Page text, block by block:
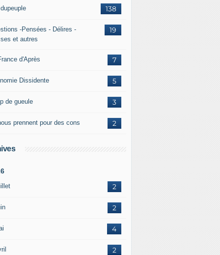
138
19
-Pensées - Délires -
et autres
7
d'Après
5
Dissidente
3
de gueule
2
prennent pour des cons
2
2
4
2